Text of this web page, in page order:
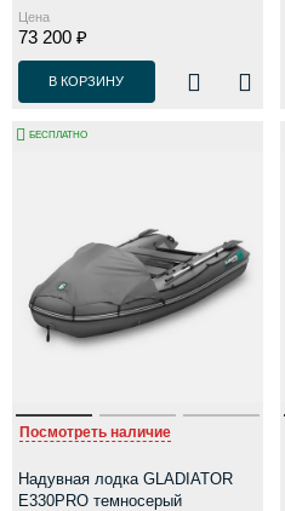
Цена
73 200 ₽
В КОРЗИНУ
БЕСПЛАТНО
Посмотреть наличие
Надувная лодка GLADIATOR
E330PRO темносерый